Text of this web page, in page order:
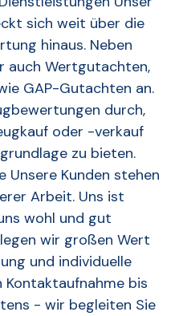
sich weit über die
hinaus. Neben
auch Wertgutachten,
GAP-Gutachten an.
durch,
oder -verkauf
zu bieten.
Unsere Kunden stehen
Arbeit. Uns ist
wohl und gut
wir großen Wert
und individuelle
Kontaktaufnahme bis
- wir begleiten Sie